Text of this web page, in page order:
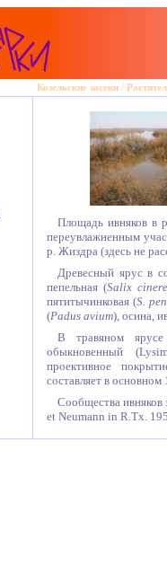
Козельские засеки/
Площадь ивняков в
переувлажненным
р. Жиздра (здесь не
Древесный ярус в
пепельная (Salix
пятитычинковая (S.
(Padus avium), осина,
В травяном ярусе
обыкновенный
проективное
составляет в основном
Сообщества ивняков
et Neumann in R.Tx.